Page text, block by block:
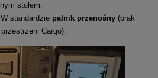
stołem.
standardzie palnik przenośny (brak
Cargo).